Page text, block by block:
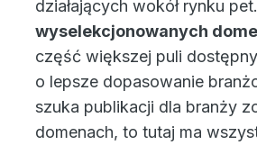
działających wokół rynku
wyselekcjonowanych
część większej puli
o lepsze dopasowanie
szuka publikacji dla branży
domenach, to tutaj ma